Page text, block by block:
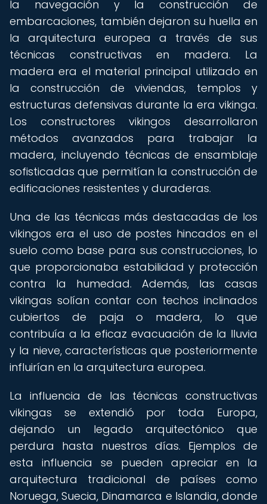
la navegación y la construcción de
embarcaciones, también dejaron su huella en
la arquitectura europea a través de sus
técnicas constructivas en madera. La
madera era el material principal utilizado en
la construcción de viviendas, templos y
estructuras defensivas durante la era vikinga.
Los constructores vikingos desarrollaron
métodos avanzados para trabajar la
madera, incluyendo técnicas de ensamblaje
sofisticadas que permitían la construcción de
edificaciones resistentes y duraderas.
Una de las técnicas más destacadas de los
vikingos era el uso de postes hincados en el
suelo como base para sus construcciones, lo
que proporcionaba estabilidad y protección
contra la humedad. Además, las casas
vikingas solían contar con techos inclinados
cubiertos de paja o madera, lo que
contribuía a la eficaz evacuación de la lluvia
y la nieve, características que posteriormente
influirían en la arquitectura europea.
La influencia de las técnicas constructivas
vikingas se extendió por toda Europa,
dejando un legado arquitectónico que
perdura hasta nuestros días. Ejemplos de
esta influencia se pueden apreciar en la
arquitectura tradicional de países como
Noruega, Suecia, Dinamarca e Islandia, donde